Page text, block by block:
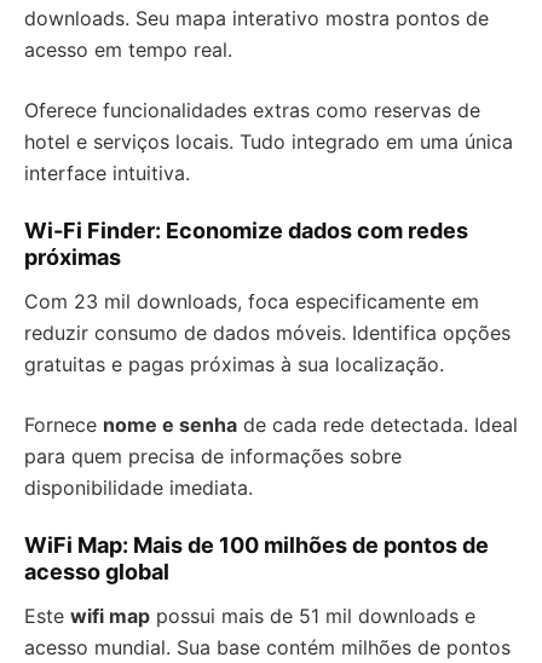
downloads. Seu mapa interativo mostra pontos de
acesso em tempo real.
Oferece funcionalidades extras como reservas de
hotel e serviços locais. Tudo integrado em uma única
interface intuitiva.
Wi-Fi Finder: Economize dados com redes
próximas
Com 23 mil downloads, foca especificamente em
reduzir consumo de dados móveis. Identifica opções
gratuitas e pagas próximas à sua localização.
Fornece nome e senha de cada rede detectada. Ideal
para quem precisa de informações sobre
disponibilidade imediata.
WiFi Map: Mais de 100 milhões de pontos de
acesso global
Este wifi map possui mais de 51 mil downloads e
acesso mundial. Sua base contém milhões de pontos